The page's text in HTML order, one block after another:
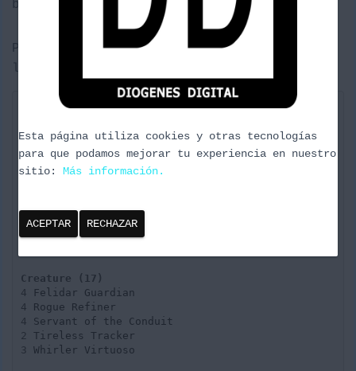
baraja, 4 Color Copy Cat.
Por lo que que vamos a ver la primera
lista:
3 Chandra, Torch of Defiance
4 Saheeli Rai
4
Felidar Guardian
4 Rogue Refiner
4 Servant of the Conduit
2 Tireless Tracker
3 Whirler Virtuoso
Esta página utiliza cookies y otras tecnologías
para que podamos mejorar tu experiencia en nuestro
sitio: Más información.
ACEPTAR RECHAZAR